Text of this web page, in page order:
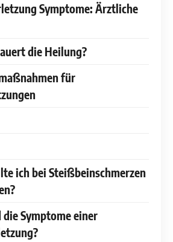
Symptome: Ärztliche
die Heilung?
für
ich bei Steißbeinschmerzen
die Symptome einer